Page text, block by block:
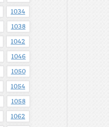
1034
1038
1042
1046
1050
1054
1058
1062